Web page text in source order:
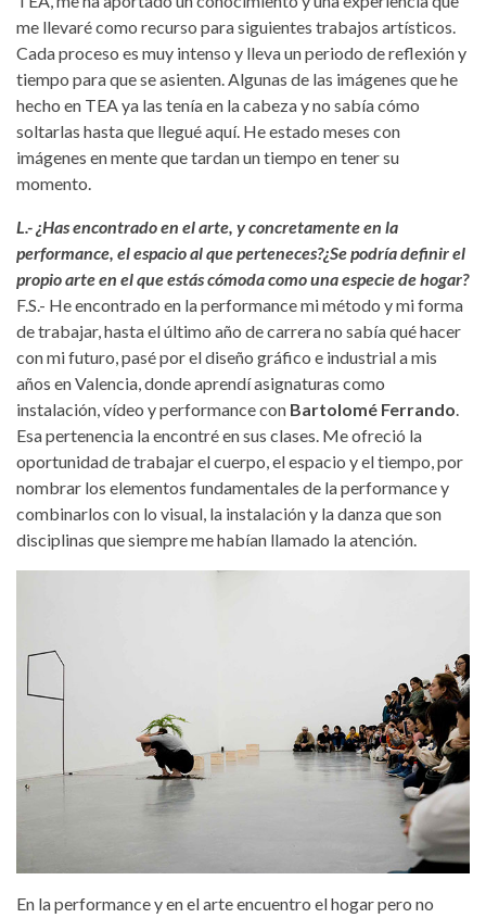
me llevaré como recurso para siguientes trabajos artísticos.
Cada proceso es muy intenso y lleva un periodo de reflexión y
tiempo para que se asienten. Algunas de las imágenes que he
hecho en TEA ya las tenía en la cabeza y no sabía cómo
soltarlas hasta que llegué aquí. He estado meses con
imágenes en mente que tardan un tiempo en tener su
momento.
L.- ¿Has encontrado en el arte, y concretamente en la
performance, el espacio al que perteneces?¿Se podría definir el
propio arte en el que estás cómoda como una especie de hogar?
F.S.- He encontrado en la performance mi método y mi forma
de trabajar, hasta el último año de carrera no sabía qué hacer
con mi futuro, pasé por el diseño gráfico e industrial a mis
años en Valencia, donde aprendí asignaturas como
instalación, vídeo y performance con Bartolomé Ferrando.
Esa pertenencia la encontré en sus clases. Me ofreció la
oportunidad de trabajar el cuerpo, el espacio y el tiempo, por
nombrar los elementos fundamentales de la performance y
combinarlos con lo visual, la instalación y la danza que son
disciplinas que siempre me habían llamado la atención.
w-up-on-live-art-festival-chengdu-
china2017.jpg
En la performance y en el arte encuentro el hogar pero no